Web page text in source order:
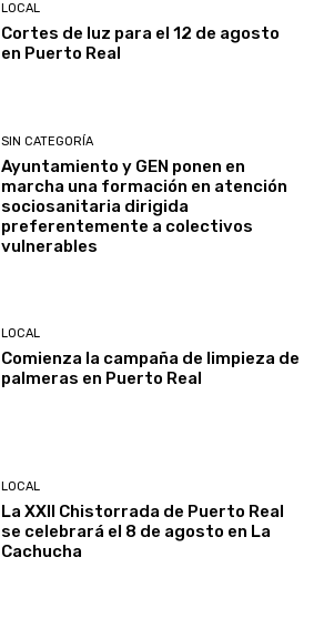
LOCAL
Cortes de luz para el 12 de agosto
en Puerto Real
SIN CATEGORÍA
Ayuntamiento y GEN ponen en
marcha una formación en atención
sociosanitaria dirigida
preferentemente a colectivos
vulnerables
LOCAL
Comienza la campaña de limpieza de
palmeras en Puerto Real
LOCAL
La XXII Chistorrada de Puerto Real
se celebrará el 8 de agosto en La
Cachucha